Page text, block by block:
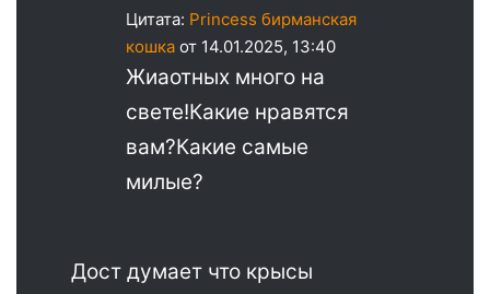
Цитата: Princess бирманская
кошка от 14.01.2025, 13:40
Жиаотных много на
свете!Какие нравятся
вам?Какие самые
милые?
Дост думает что крысы